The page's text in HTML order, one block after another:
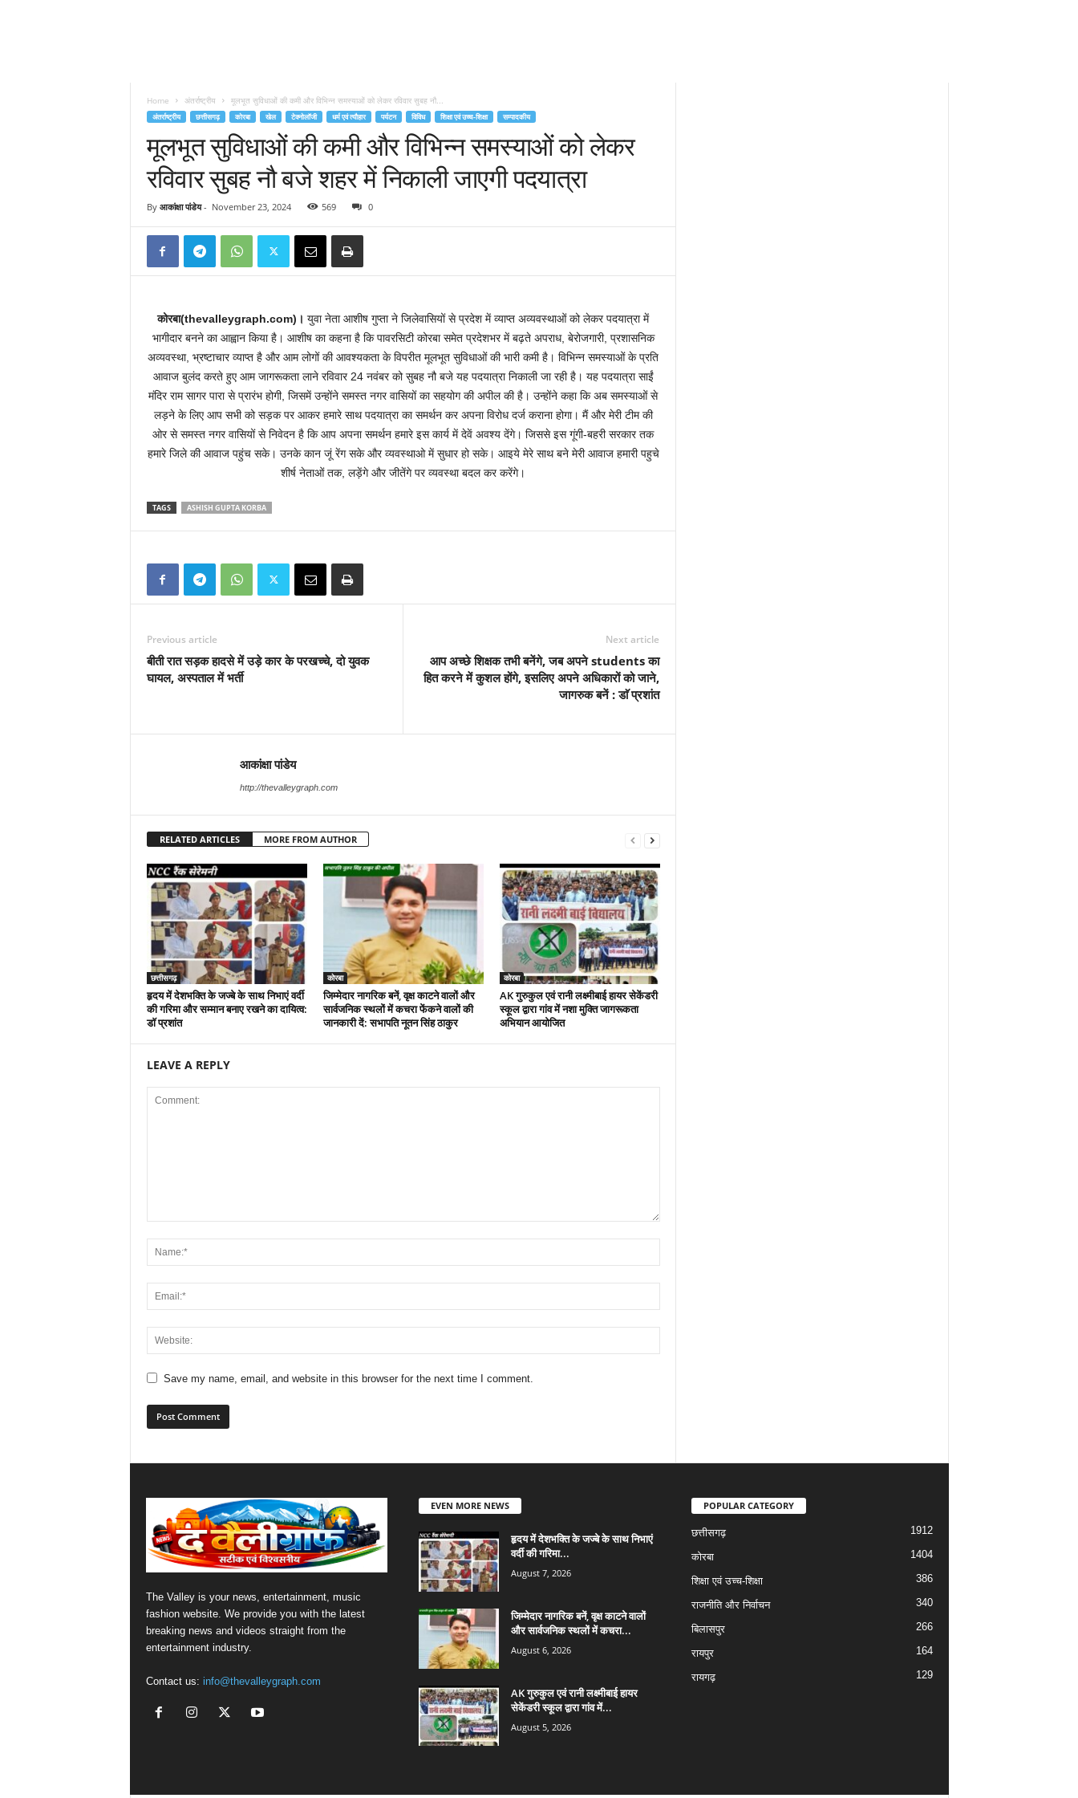
Home अंतर्राष्ट्रीय मूलभूत सुविधाओं की कमी और विभिन्न समस्याओं को लेकर रविवार सुबह नौ...
अंतर्राष्ट्रीय छत्तीसगढ़ कोरबा खेल टेक्नोलॉजी धर्म एवं त्यौहार पर्यटन विविध शिक्षा एवं उच्च-शिक्षा सम्पादकीय
मूलभूत सुविधाओं की कमी और विभिन्न समस्याओं को लेकर
रविवार सुबह नौ बजे शहर में निकाली जाएगी पदयात्रा
By आकांक्षा पांडेय- November 23, 2024 569 0
कोरबा(thevalleygraph.com)। युवा नेता आशीष गुप्ता ने जिलेवासियों से प्रदेश में व्याप्त अव्यवस्थाओं को लेकर पदयात्रा में
भागीदार बनने का आह्वान किया है। आशीष का कहना है कि पावरसिटी कोरबा समेत प्रदेशभर में बढ़ते अपराध, बेरोजगारी, प्रशासनिक
अव्यवस्था, भ्रष्टाचार व्याप्त है और आम लोगों की आवश्यकता के विपरीत मूलभूत सुविधाओं की भारी कमी है। विभिन्न समस्याओं के प्रति
आवाज बुलंद करते हुए आम जागरूकता लाने रविवार 24 नवंबर को सुबह नौ बजे यह पदयात्रा निकाली जा रही है। यह पदयात्रा साईं
मंदिर राम सागर पारा से प्रारंभ होगी, जिसमें उन्होंने समस्त नगर वासियों का सहयोग की अपील की है। उन्होंने कहा कि अब समस्याओं से
लड़ने के लिए आप सभी को सड़क पर आकर हमारे साथ पदयात्रा का समर्थन कर अपना विरोध दर्ज कराना होगा। मैं और मेरी टीम की
ओर से समस्त नगर वासियों से निवेदन है कि आप अपना समर्थन हमारे इस कार्य में देवें अवश्य देंगे। जिससे इस गूंगी-बहरी सरकार तक
हमारे जिले की आवाज पहुंच सके। उनके कान जूं रेंग सके और व्यवस्थाओ में सुधार हो सके। आइये मेरे साथ बने मेरी आवाज हमारी पहुचे
शीर्ष नेताओं तक, लड़ेंगे और जीतेंगे पर व्यवस्था बदल कर करेंगे।
TAGS ASHISH GUPTA KORBA
Previous article
बीती रात सड़क हादसे में उड़े कार के परखच्चे, दो युवक
घायल, अस्पताल में भर्ती
Next article
आप अच्छे शिक्षक तभी बनेंगे, जब अपने students का
हित करने में कुशल होंगे, इसलिए अपने अधिकारों को जाने,
जागरुक बनें : डाॅ प्रशांत
आकांक्षा पांडेय
http://thevalleygraph.com
RELATED ARTICLES MORE FROM AUTHOR
छत्तीसगढ़
हृदय में देशभक्ति के जज्बे के साथ निभाएं वर्दी
की गरिमा और सम्मान बनाए रखने का दायित्व:
डाॅ प्रशांत
कोरबा
जिम्मेदार नागरिक बनें, वृक्ष काटने वालों और
सार्वजनिक स्थलों में कचरा फेंकने वालों की
जानकारी दें: सभापति नूतन सिंह ठाकुर
कोरबा
AK गुरुकुल एवं रानी लक्ष्मीबाई हायर सेकेंडरी
स्कूल द्वारा गांव में नशा मुक्ति जागरूकता
अभियान आयोजित
LEAVE A REPLY
Save my name, email, and website in this browser for the next time I comment.
The Valley is your news, entertainment, music
fashion website. We provide you with the latest
breaking news and videos straight from the
entertainment industry.
Contact us: info@thevalleygraph.com
EVEN MORE NEWS
हृदय में देशभक्ति के जज्बे के साथ निभाएं
वर्दी की गरिमा...
August 7, 2026
जिम्मेदार नागरिक बनें, वृक्ष काटने वालों
और सार्वजनिक स्थलों में कचरा...
August 6, 2026
AK गुरुकुल एवं रानी लक्ष्मीबाई हायर
सेकेंडरी स्कूल द्वारा गांव में...
August 5, 2026
POPULAR CATEGORY
छत्तीसगढ़ 1912
कोरबा 1404
शिक्षा एवं उच्च-शिक्षा 386
राजनीति और निर्वाचन 340
बिलासपुर 266
रायपुर 164
रायगढ़ 129